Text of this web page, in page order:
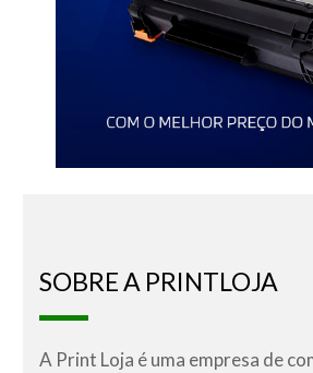
SOBRE A PRINTLOJA
A Print Loja é uma empresa de